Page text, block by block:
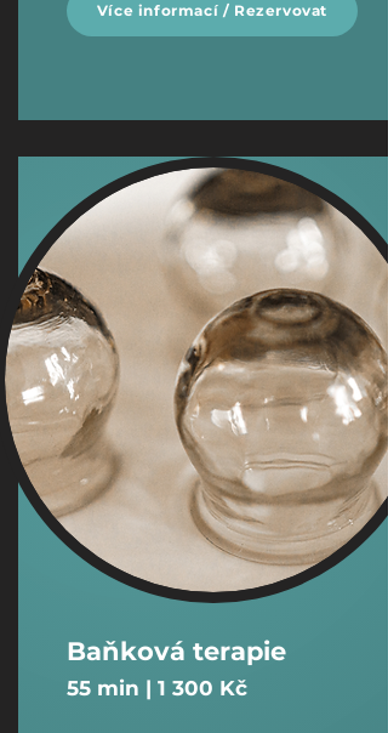
Více informací / Rezervovat
Baňková terapie
​55 min | 1 300 Kč